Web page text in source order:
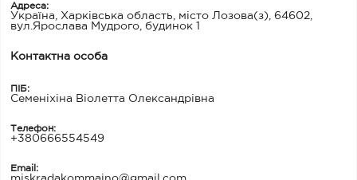
Адреса:
Україна, Харківська область, місто Лозова(з), 64602,
вул.Ярослава Мудрого, будинок 1
Контактна особа
ПІБ:
Семеніхіна Віолетта Олександрівна
Телефон:
+380666554549
Email: